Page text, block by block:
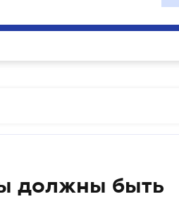
не видно у балансі.
должны быть